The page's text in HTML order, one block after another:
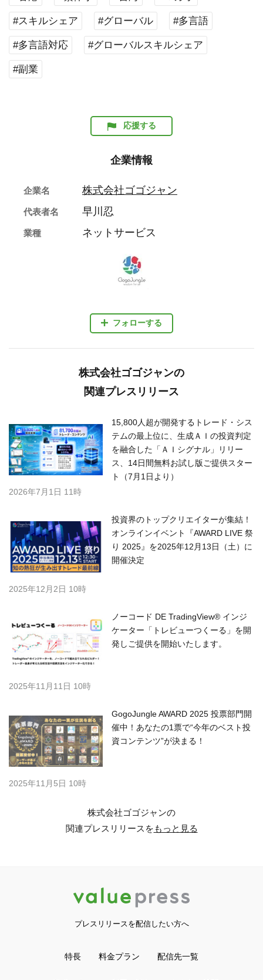
#スキルシェア #グローバル #多言語
#多言語対応 #グローバルスキルシェア
#副業
応援する
企業情報
フォローする
企業名 株式会社ゴゴジャン
代表者名 早川忍
業種 ネットサービス
株式会社ゴゴジャンの
関連プレスリリース
15,800人超が開発するトレード・シス
テムの最上位に、生成ＡＩの投資判定
を融合した「ＡＩシグナル」リリー
ス、14日間無料お試し版ご提供スター
ト（7月1日より）
2026年7月1日 11時
投資界のトップクリエイターが集結！
オンラインイベント『AWARD LIVE 祭
り 2025』を2025年12月13日（土）に
開催決定
2025年12月2日 10時
ノーコード DE TradingView® インジ
ケーター「トレビューつくーる」を開
発しご提供を開始いたします。
2025年11月11日 10時
GogoJungle AWARD 2025 投票部門開
催中！あなたの1票で“今年のベスト投
資コンテンツ”が決まる！
2025年11月5日 10時
株式会社ゴゴジャンの
関連プレスリリースをもっと見る
プレスリリースを配信したい方へ
特長 料金プラン 配信先一覧